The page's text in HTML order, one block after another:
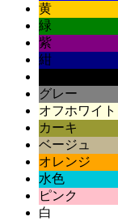
黄
緑
紫
紺
グレー
オフホワイト
カーキ
ベージュ
オレンジ
水色
ピンク
白